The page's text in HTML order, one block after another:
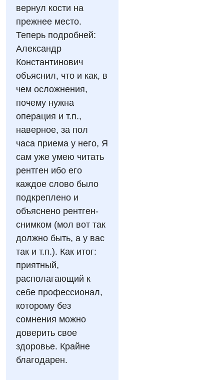
Эндоскопическое отделение
Для взрослых
Акушерство и гинекология
Аллергология, иммунология
Андрология
Бесплатные услуги
Вакцинация
Гастроэнтерология
Гинекологическое отделение
Дерматовенерология
Диетология
Дневной стационар
Кардиология
Кардиохирургия
Маммология
Медицинская психология
Нейрохирургия
Офтальмологическое отделение
Скорая медицинская помощь
Травматологическое отделение
Урологическое отделение
Хирургическое отделение
Эндоскопическое отделение
Национальный скрининг здоровья 40+
Украинский
Русский
вернул кости на
прежнее место.
Теперь подробней:
Александр
Константинович
объяснил, что и как, в
чем осложнения,
почему нужна
операция и т.п.,
наверное, за пол
часа приема у него, Я
сам уже умею читать
рентген ибо его
каждое слово было
подкреплено и
объяснено рентген-
снимком (мол вот так
должно быть, а у вас
так и т.п.). Как итог:
приятный,
располагающий к
себе профессионал,
которому без
сомнения можно
доверить свое
здоровье. Крайне
благодарен.